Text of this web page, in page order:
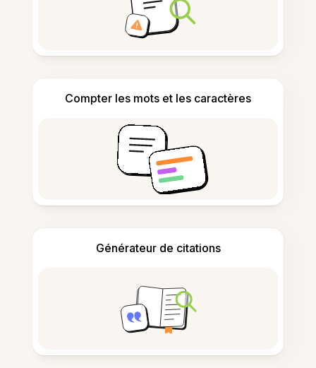
Compter les mots et les caractères
Générateur de citations